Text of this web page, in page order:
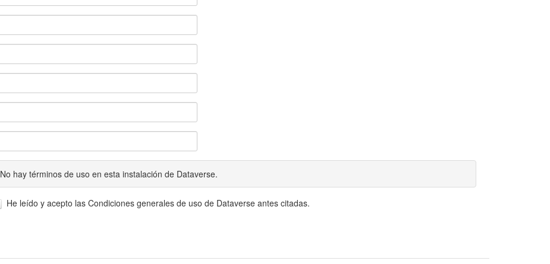
No hay términos de uso en esta instalación de Dataverse.
He leído y acepto las Condiciones generales de uso de Dataverse antes citadas.